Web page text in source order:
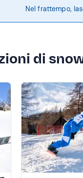
Nel frattempo,
di